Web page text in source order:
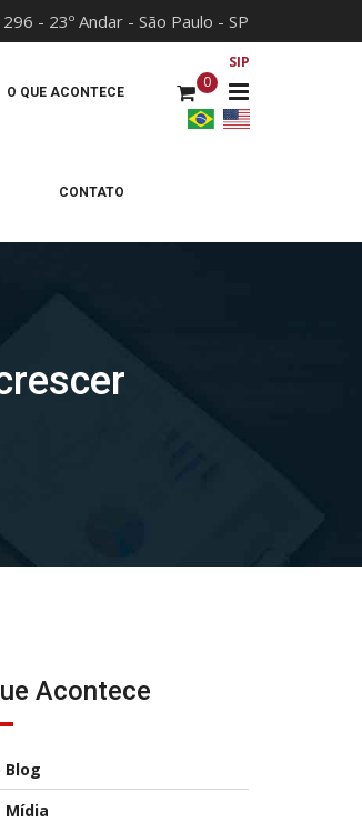
- 23º Andar - São Paulo - SP
O QUE ACONTECE
CONTATO
x
0
SIP
Acontece
Blog
Mídia